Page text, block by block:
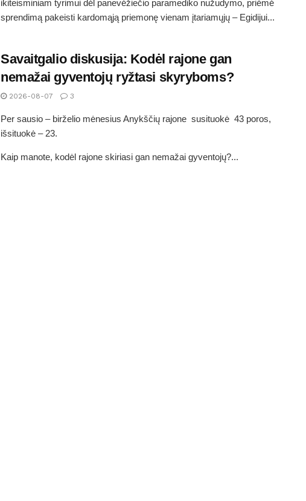
ikiteisminiam tyrimui dėl panevėžiečio paramediko nužudymo, priėmė
sprendimą pakeisti kardomąją priemonę vienam įtariamųjų – Egidijui...
Savaitgalio diskusija: Kodėl rajone gan
nemažai gyventojų ryžtasi skyryboms?
2026-08-07 3
Per sausio – birželio mėnesius Anykščių rajone susituokė 43 poros,
išsituokė – 23.
Kaip manote, kodėl rajone skiriasi gan nemažai gyventojų?...